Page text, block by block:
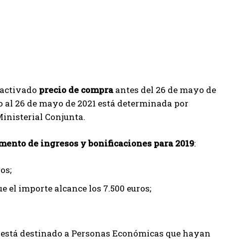
precio de compraantes del 26 de mayo de
26 de mayo de 2021 está determinada por
Conjunta.
de ingresos y bonificaciones para 2019:
el importe alcance los 7.500 euros;
destinado a Personas Económicas que hayan